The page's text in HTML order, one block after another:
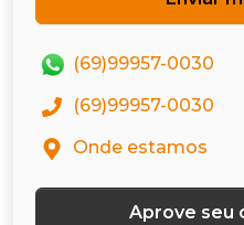
(69)99957-0030
(69)99957-0030
Onde estamos
Aprove seu